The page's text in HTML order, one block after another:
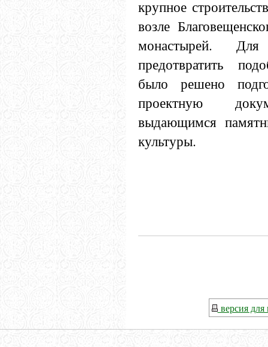
крупное
возле
монастырей.
предотвратить
было решено
проектную
выдающимся
культуры.
версия для